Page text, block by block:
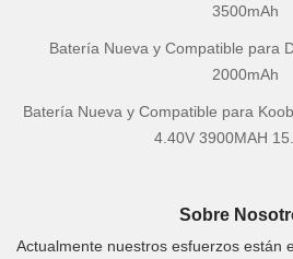
3500mAh
Batería Nueva y Compatible para
2000mAh
Batería Nueva y Compatible para
4.40V 3900MAH
Sobre
Actualmente nuestros esfuerzos están